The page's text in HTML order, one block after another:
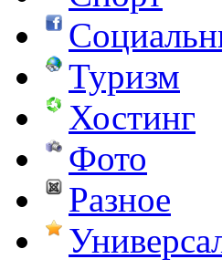
Туризм
Хостинг
Фото
Разное